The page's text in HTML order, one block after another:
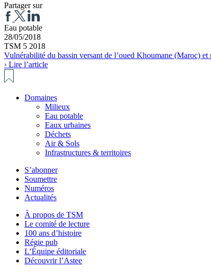
Partager sur
Eau potable
28/05/2018
TSM 5 2018
Vulnérabilité du bassin versant de l’oued Khoumane (Maroc)
› Lire l’article
Domaines
Milieux
Eau potable
Eaux urbaines
Déchets
Air & Sols
Infrastructures & territoires
S’abonner
Soumettre
Numéros
Actualités
À propos de TSM
Le comité de lecture
100 ans d’histoire
Régie pub
L’Équipe éditoriale
Découvrir l’Astee